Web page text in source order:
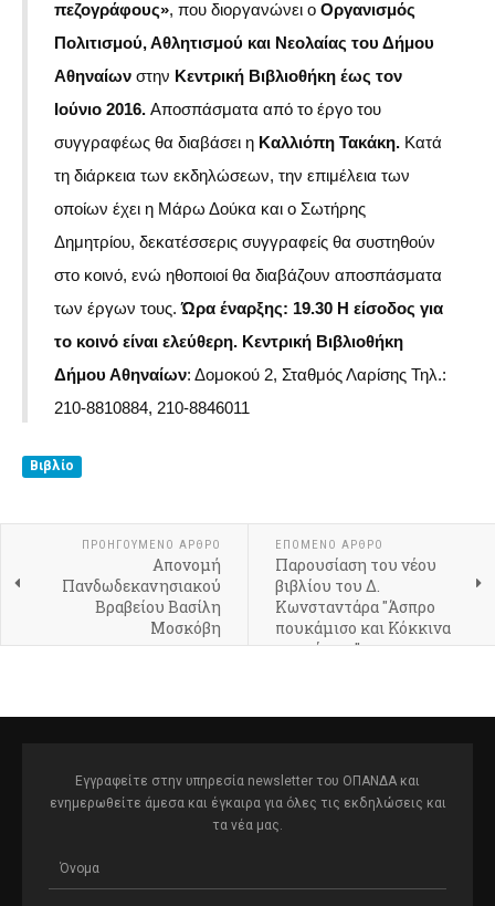
πεζογράφους», που διοργανώνει ο Οργανισμός
Πολιτισμού, Αθλητισμού και Νεολαίας του Δήμου
Αθηναίων στην Κεντρική Βιβλιοθήκη έως τον
Ιούνιο 2016. Αποσπάσματα από το έργο του
συγγραφέως θα διαβάσει η Καλλιόπη Τακάκη. Κατά
τη διάρκεια των εκδηλώσεων, την επιμέλεια των
οποίων έχει η Μάρω Δούκα και ο Σωτήρης
Δημητρίου, δεκατέσσερις συγγραφείς θα συστηθούν
στο κοινό, ενώ ηθοποιοί θα διαβάζουν αποσπάσματα
των έργων τους. Ώρα έναρξης: 19.30 Η είσοδος για
το κοινό είναι ελεύθερη. Κεντρική Βιβλιοθήκη
Δήμου Αθηναίων: Δομοκού 2, Σταθμός Λαρίσης Τηλ.:
210-8810884, 210-8846011
Βιβλίο
ΠΡΟΗΓΟΎΜΕΝΟ ΆΡΘΡΟ
Απονομή
Πανδωδεκανησιακού
Βραβείου Βασίλη
Μοσκόβη
ΕΠΌΜΕΝΟ ΆΡΘΡΟ
Παρουσίαση του νέου
βιβλίου του Δ.
Κωνσταντάρα "Άσπρο
πουκάμισο και Κόκκινα
παπούτσια"
Εγγραφείτε στην υπηρεσία newsletter του ΟΠΑΝΔΑ και
ενημερωθείτε άμεσα και έγκαιρα για όλες τις εκδηλώσεις και
τα νέα μας.